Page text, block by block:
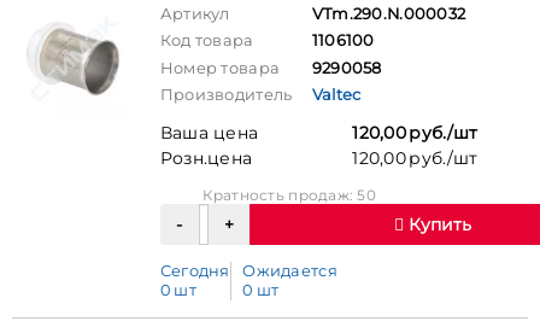
Артикул
VTm.290.N.000032
Код товара
1106100
Номер товара
9290058
Производитель
Valtec
Ваша цена
120,00 руб./шт
Розн.цена
120,00 руб./шт
Кратность продаж: 50
Купить
Сегодня
0 шт
Ожидается
0 шт